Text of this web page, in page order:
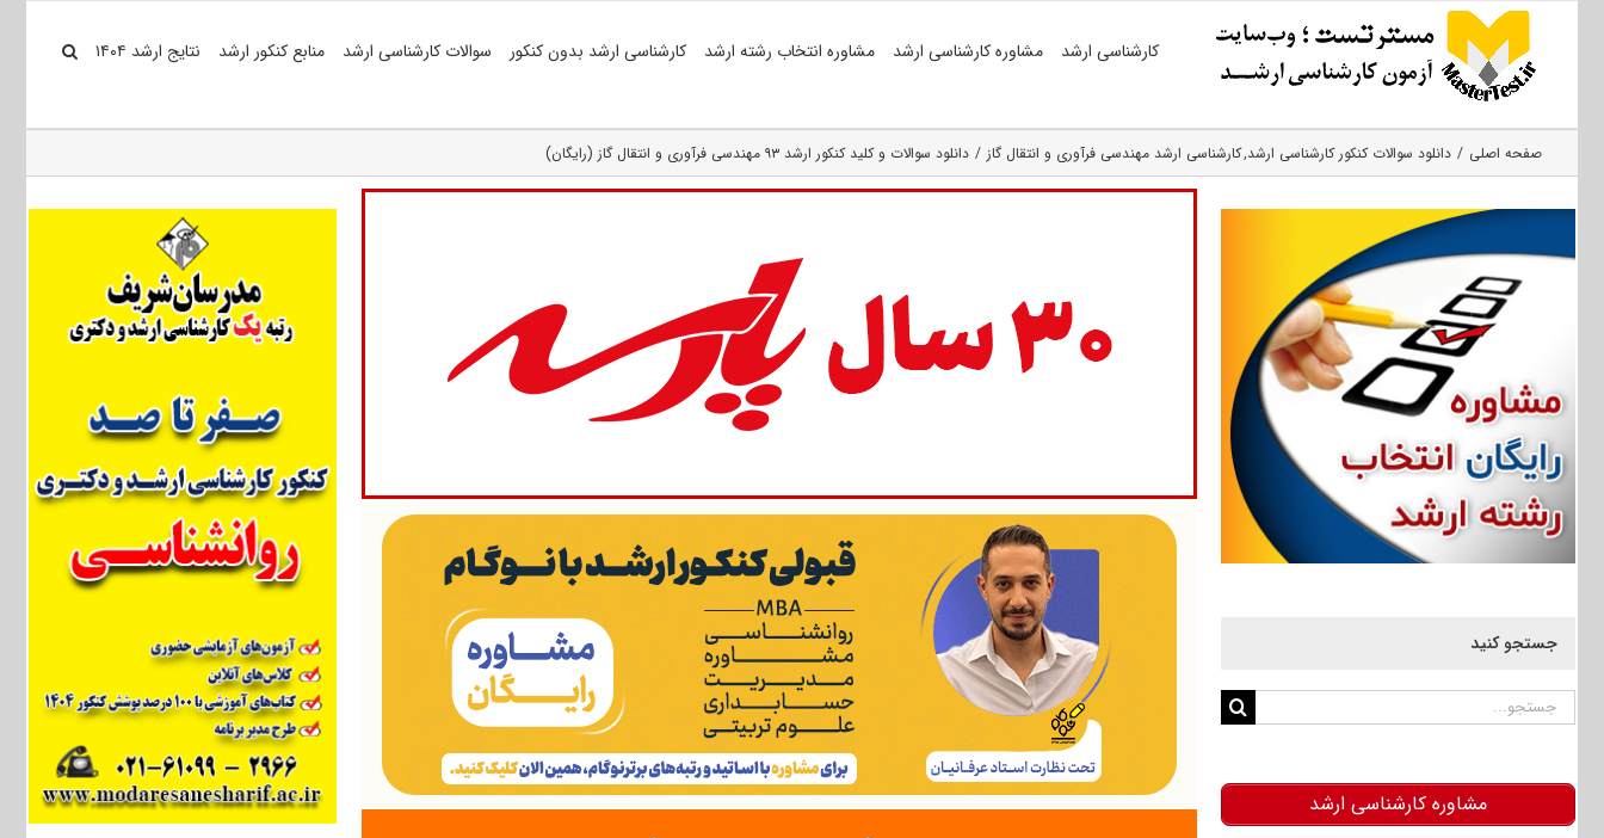
کارشناسی ارشد مشاوره کارشناسی ارشد مشاوره انتخاب رشته ارشد کارشناسی ارشد بدون کنکور سوالات کارشناسی ارشد منابع کنکور ارشد نتایج ارشد ۱۴۰۴
صفحه اصلی دانلود سوالات کنکور کارشناسی ارشد کارشناسی ارشد مهندسی فرآوری و انتقال گاز دانلود سوالات و کلید کنکور ارشد ۹۳ مهندسی فرآوری و انتقال گاز (رایگان)
جستجو کنید
جستجو
مشاوره کارشناسی ارشد